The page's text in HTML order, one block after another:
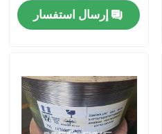
إرسال استفسار